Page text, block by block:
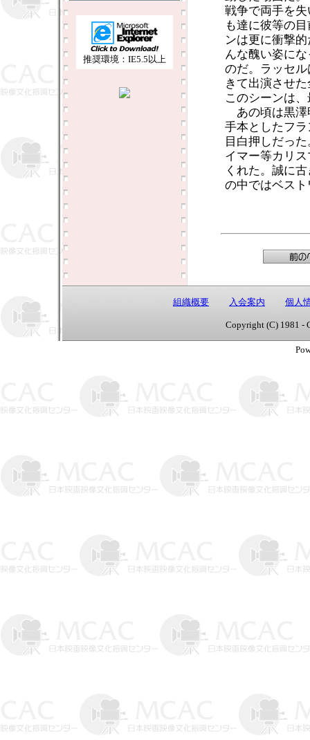
推奨環境：IE5.5以上
戦争で両手を
も達に彼等の
ンは更に衝撃
んな醜い姿に
のだ。ラッセ
きて出演させ
このシーンは
あの頃は黒澤
手本としたフ
目白押しだっ
イマー等カリ
くれた。誠に
の中ではベス
組織概要 入会案内 個人
Copyright (C) 1981 -